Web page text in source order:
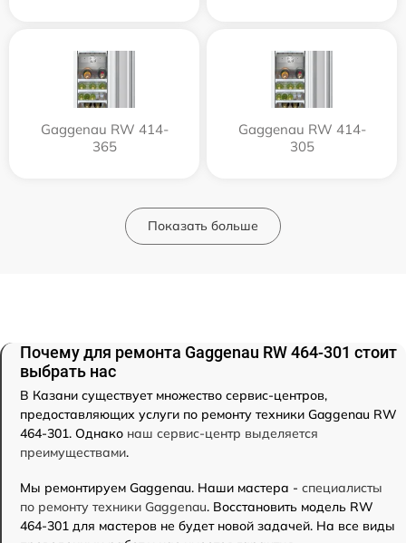
Gaggenau RW 414-
365
Gaggenau RW 414-
305
Показать больше
Почему для ремонта Gaggenau RW 464-301 стоит
выбрать нас
В Казани существует множество сервис-центров,
предоставляющих услуги по ремонту техники Gaggenau RW
464-301. Однако наш сервис-центр выделяется
преимуществами.
Мы ремонтируем Gaggenau. Наши мастера - специалисты
по ремонту техники Gaggenau. Восстановить модель RW
464-301 для мастеров не будет новой задачей. На все виды